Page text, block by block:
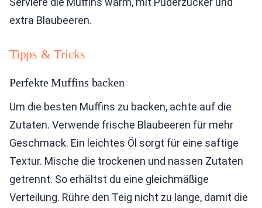
extra Blaubeeren.
Tipps & Tricks
Perfekte Muffins backen
Um die besten Muffins zu backen, achte auf die
Zutaten. Verwende frische Blaubeeren für mehr
Geschmack. Ein leichtes Öl sorgt für eine saftige
Textur. Mische die trockenen und nassen Zutaten
getrennt. So erhältst du eine gleichmäßige
Verteilung. Rühre den Teig nicht zu lange, damit die